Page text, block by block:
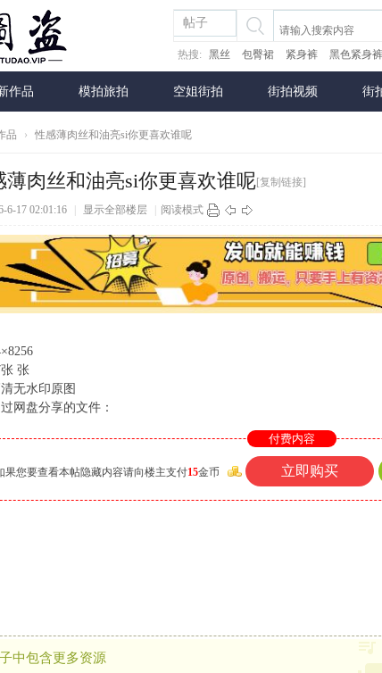
帖子
热搜: 黑丝 包臀裙 紧身裤 黑色紧身裤
作品 模拍旅拍 空姐街拍 街拍视频 街
品 › 性感薄肉丝和油亮si你更喜欢谁呢
薄肉丝和油亮si你更喜欢谁呢[复制链接]
6-17 02:01:16 显示全部楼层 阅读模式
张
水印原图
盘分享的文件：
付费内容
果您要查看本帖隐藏内容请向楼主支付15金币 立即购买
中包含更多资源